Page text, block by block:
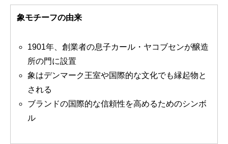
象モチーフの由来
1901年、創業者の息子カール・ヤコブセンが醸造
所の門に設置
象はデンマーク王室や国際的な文化でも縁起物と
される
ブランドの国際的な信頼性を高めるためのシンボ
ル